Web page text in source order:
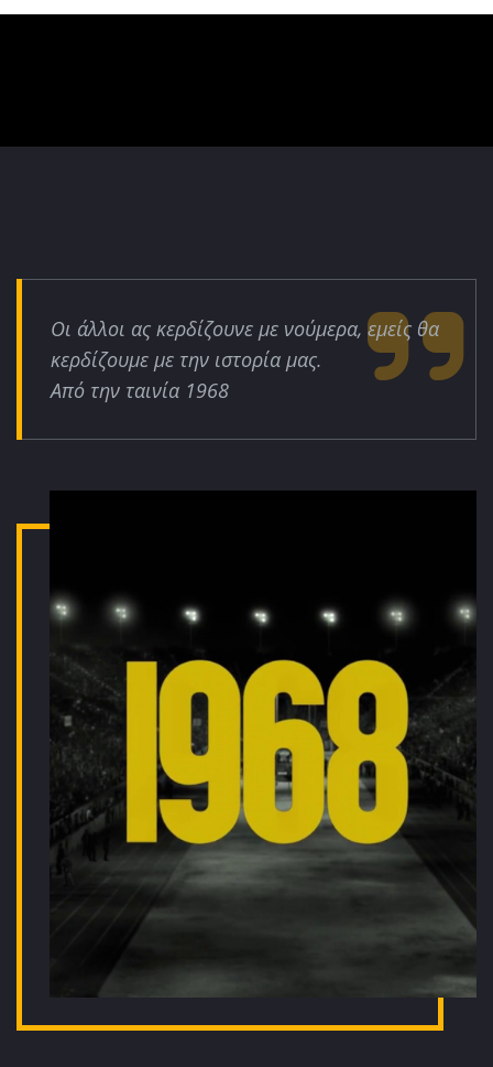
Οι άλλοι ας κερδίζουνε με νούμερα, εμείς θα
κερδίζουμε με την ιστορία μας.
Από την ταινία 1968